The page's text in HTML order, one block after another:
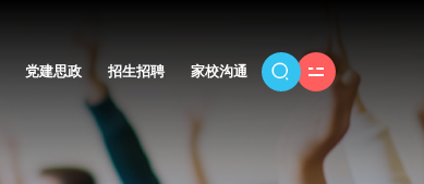
党建思政 招生招聘 家校沟通